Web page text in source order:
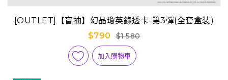
[OUTLET]【盲抽】幻晶瓊英錄透卡-第3彈(全套盒裝)
$790
$1,580
加入購物車